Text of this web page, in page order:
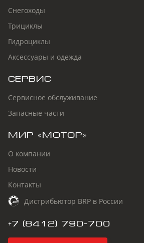
Снегоходы
Трициклы
Гидроциклы
Аксессуары и одежда
СЕРВИС
Сервисное обслуживание
Запасные части
МИР «МОТОР»
О компании
Новости
Контакты
Дистрибьютор BRP в России
+7 (8412) 790-700